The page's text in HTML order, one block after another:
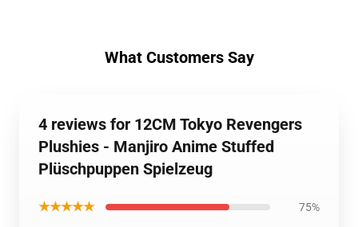
What Customers Say
4 reviews for 12CM Tokyo Revengers
Plushies - Manjiro Anime Stuffed
Plüschpuppen Spielzeug
★★★★★ 75%